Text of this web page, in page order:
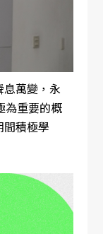
萬變，永
為重要的概
積極學